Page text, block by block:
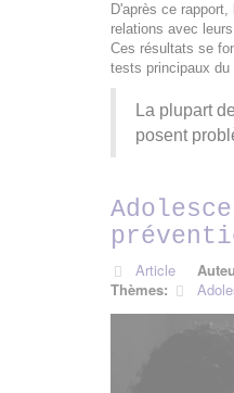
D'après ce
relations avec
Ces résultats se
tests principaux du
La plupart
posent
Article
Thèmes: